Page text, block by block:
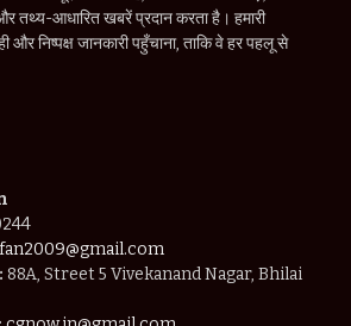
तथ्य-आधारित खबरें प्रदान करता है। हमारी
और निष्पक्ष जानकारी पहुँचाना, ताकि वे हर पहलू से
88A, Street 5 Vivekanand Nagar, Bhilai